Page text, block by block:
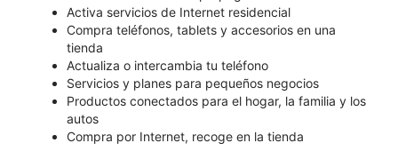
Activa servicios de Internet residencial
Compra teléfonos, tablets y accesorios en una
tienda
Actualiza o intercambia tu teléfono
Servicios y planes para pequeños negocios
Productos conectados para el hogar, la familia y los
autos
Compra por Internet, recoge en la tienda